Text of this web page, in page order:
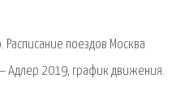
поездов Москва
Адлер 2019, график движения.